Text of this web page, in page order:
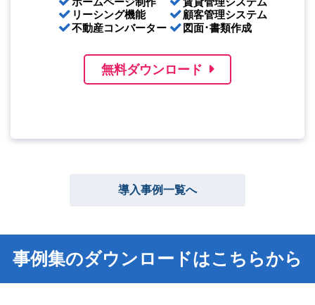
リーシング機能
不動産コンバーター
顧客管理システム
図面･書類作成
無料ダウンロード
導入事例一覧へ
事例集のダウンロードはこちらから